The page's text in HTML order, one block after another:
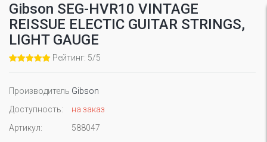
Gibson SEG-HVR10 VINTAGE
REISSUE ELECTIC GUITAR STRINGS,
LIGHT GAUGE
Рейтинг: 5/5
Производитель Gibson
Доступность:
на заказ
Артикул:
588047